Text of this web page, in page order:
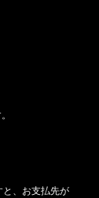
、お支払先が